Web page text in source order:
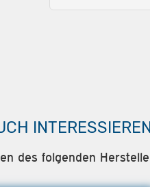
des folgenden